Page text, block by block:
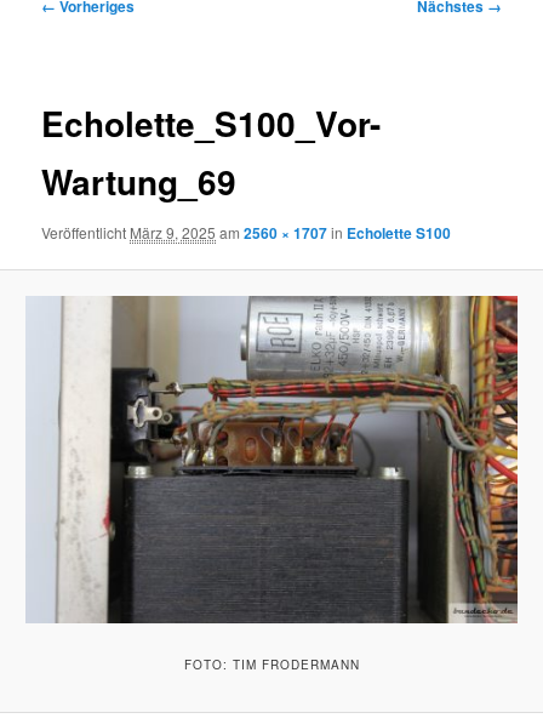
← Vorheriges Nächstes →
Echolette_S100_Vor-
Wartung_69
Veröffentlicht März 9, 2025 am2560 × 1707in Echolette S100
FOTO: TIM FRODERMANN